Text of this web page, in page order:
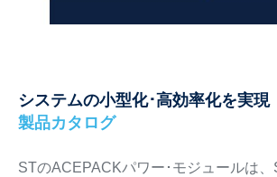
システムの小型化･高効率化を実現
製品カタログ
STのACEPACKパワー･モジュールは